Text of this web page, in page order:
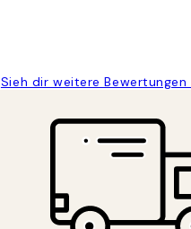
Sieh dir weitere Bewertungen